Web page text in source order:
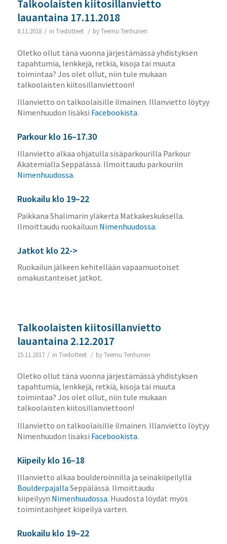
Talkoolaisten kiitosillanvietto
lauantaina 17.11.2018
8.11.2018 / in Tiedotteet / byTeemu Tenhunen
Oletko ollut tänä vuonna järjestämässä yhdistyksen
tapahtumia, lenkkejä, retkiä, kisoja tai muuta
toimintaa? Jos olet ollut, niin tule mukaan
talkoolaisten kiitosillanviettoon!
Illanvietto on talkoolaisille ilmainen. Illanvietto löytyy
Nimenhuudon lisäksi Facebookista.
Parkour klo 16–17.30
Illanvietto alkaa ohjatulla sisäparkourilla Parkour
Akatemialla Seppälässä. Ilmoittaudu parkouriin
Nimenhuudossa.
Ruokailu klo 19–22
Paikkana Shalimarin yläkerta Matkakeskuksella.
Ilmoittaudu ruokailuun Nimenhuudossa.
Jatkot klo 22->
Ruokailun jälkeen kehitellään vapaamuotoiset
omakustanteiset jatkot.
Talkoolaisten kiitosillanvietto
lauantaina 2.12.2017
15.11.2017 / in Tiedotteet / byTeemu Tenhunen
Oletko ollut tänä vuonna järjestämässä yhdistyksen
tapahtumia, lenkkejä, retkiä, kisoja tai muuta
toimintaa? Jos olet ollut, niin tule mukaan
talkoolaisten kiitosillanviettoon!
Illanvietto on talkoolaisille ilmainen. Illanvietto löytyy
Nimenhuudon lisäksi Facebookista.
Kiipeily klo 16–18
Illanvietto alkaa boulderoinnilla ja seinäkiipeilyllä
Boulderpajalla Seppälässä. Ilmoittaudu
kiipeilyyn Nimenhuudossa. Huudosta löydät myös
toimintaohjeet kiipeilyä varten.
Ruokailu klo 19–22